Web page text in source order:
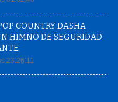
COUNTRY DASHA
HIMNO DE SEGURIDAD
23:26:11